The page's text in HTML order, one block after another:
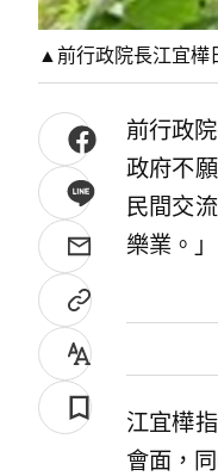
▲前行政院長江宜樺
前行政
政府不
民間交
樂業。」
江宜樺
會面，